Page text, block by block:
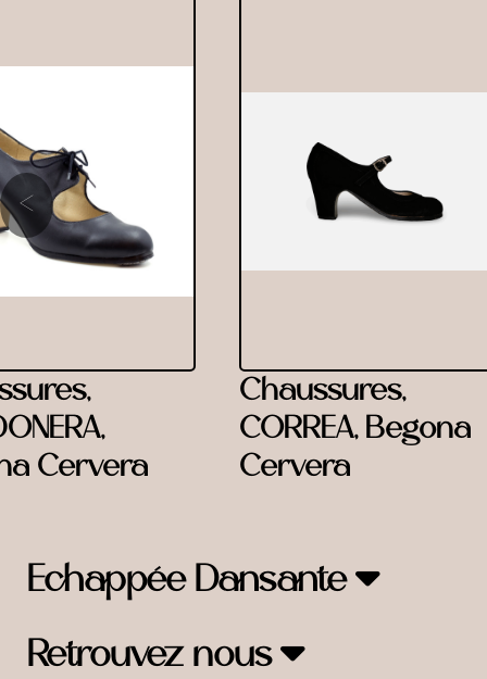
‹
Cervera
Chaussures,
CORREA, Begona
Cervera
Echappée Dansante
Retrouvez nous